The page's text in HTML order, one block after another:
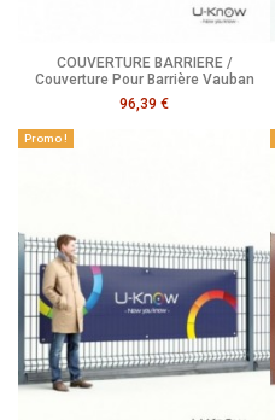
COUVERTURE BARRIERE /
Couverture Pour Barrière Vauban
96,39 €
Promo !